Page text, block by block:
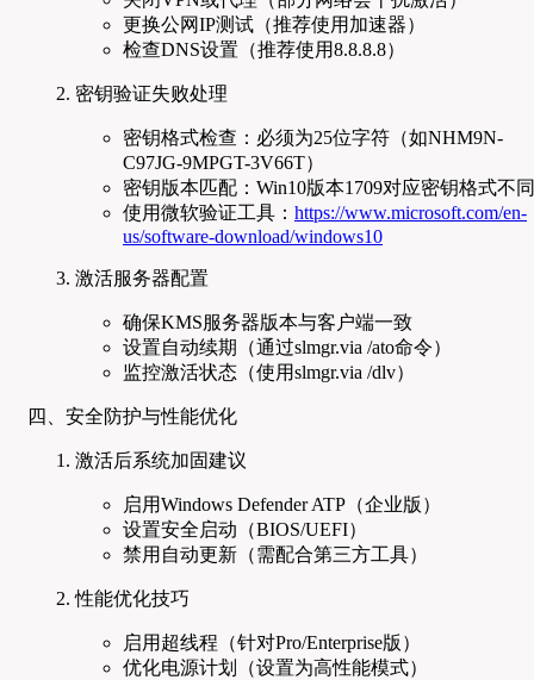
更换公网IP测试（推荐使用加速器）
检查DNS设置（推荐使用8.8.8.8）
密钥验证失败处理
密钥格式检查：必须为25位字符（如NHM9N-
C97JG-9MPGT-3V66T）
密钥版本匹配：Win10版本1709对应密钥格式不同
使用微软验证工具： https://www.microsoft.com/en-
us/software-download/windows10
激活服务器配置
确保KMS服务器版本与客户端一致
设置自动续期（通过slmgr.via /ato命令）
监控激活状态（使用slmgr.via /dlv）
四、安全防护与性能优化
激活后系统加固建议
启用Windows Defender ATP（企业版）
设置安全启动（BIOS/UEFI）
禁用自动更新（需配合第三方工具）
性能优化技巧
启用超线程（针对Pro/Enterprise版）
优化电源计划（设置为高性能模式）